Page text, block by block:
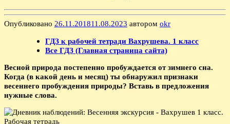
Опубликовано 26.11.201811.08.2023 автором okr
ГДЗ к рабочей тетради Вахрушева. 1 класс
Все ГДЗ (Главная страница сайта)
Весной природа постепенно пробуждается от зимнего сна.
Когда (в какой день и месяц) ты обнаружил признаки
весеннего пробуждения природы? Вставь в предложения
нужные слова.